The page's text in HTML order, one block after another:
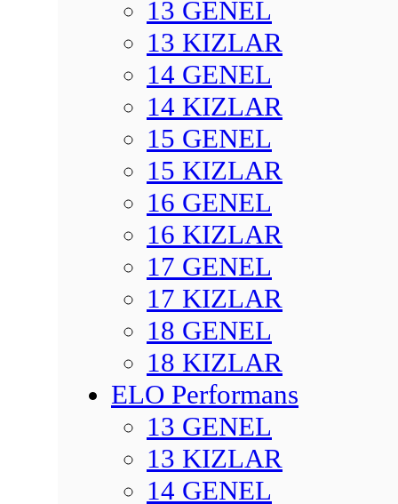
13 GENEL
13 KIZLAR
14 GENEL
14 KIZLAR
15 GENEL
15 KIZLAR
16 GENEL
16 KIZLAR
17 GENEL
17 KIZLAR
18 GENEL
18 KIZLAR
ELO Performans
13 GENEL
13 KIZLAR
14 GENEL